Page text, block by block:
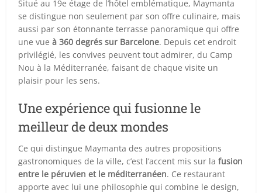
Situé au 19e étage de l’hôtel emblématique, Maymanta
se distingue non seulement par son offre culinaire, mais
aussi par son étonnante terrasse panoramique qui offre
une vueà 360 degrés sur Barcelone. Depuis cet endroit
privilégié, les convives peuvent tout admirer, du Camp
Nou à la Méditerranée, faisant de chaque visite un
plaisir pour les sens.
Une expérience qui fusionne le
meilleur de deux mondes
Ce qui distingue Maymanta des autres propositions
gastronomiques de la ville, c’est l’accent mis sur lafusion
entre le péruvien et le méditerranéen. Ce restaurant
apporte avec lui une philosophie qui combine le design,